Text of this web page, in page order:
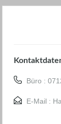
Büro :
E-Mail :